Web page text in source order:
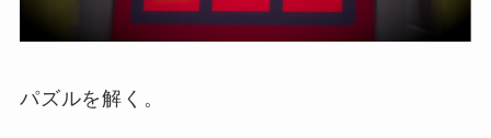
パズルを解く。